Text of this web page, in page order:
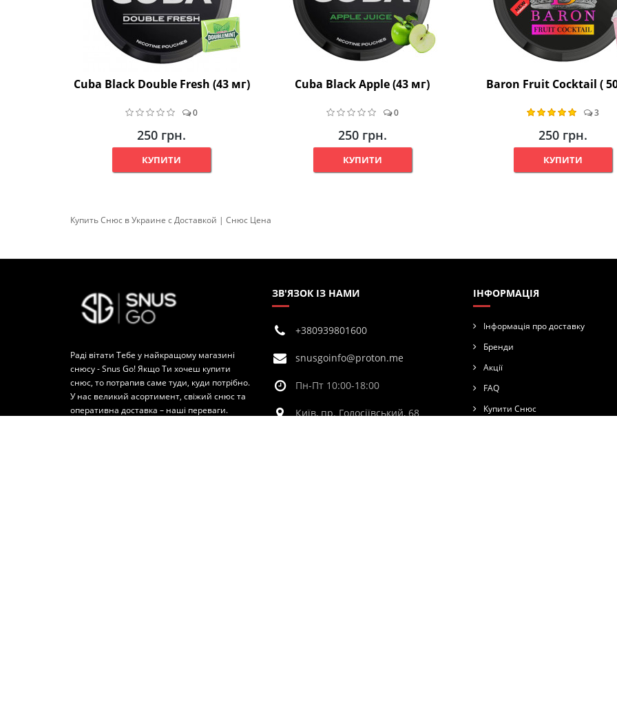
Cuba Black Double Fresh (43 мг)
0
250 грн.
КУПИТИ
Cuba Black Apple (43 мг)
0
250 грн.
КУПИТИ
Baron Fruit Cocktail (
3
250 грн.
КУПИТИ
Купить Cнюс в Украине c Доставкой | Снюс Цена
Раді вітати Тебе у найкращому магазині
снюсу - Snus Go! Якщо Ти хочеш купити
снюс, то потрапив саме туди, куди потрібно.
У нас великий асортимент, свіжий снюс та
оперативна доставка – наші переваги.
ЗВ'ЯЗОК ІЗ НАМИ
+380939801600
snusgoinfo@proton.me
Пн-Пт 10:00-18:00
Київ, пр. Голосіївський, 68
ІНФОРМАЦІЯ
Інформація про доставку
Бренди
Акції
FAQ
Купити Снюс